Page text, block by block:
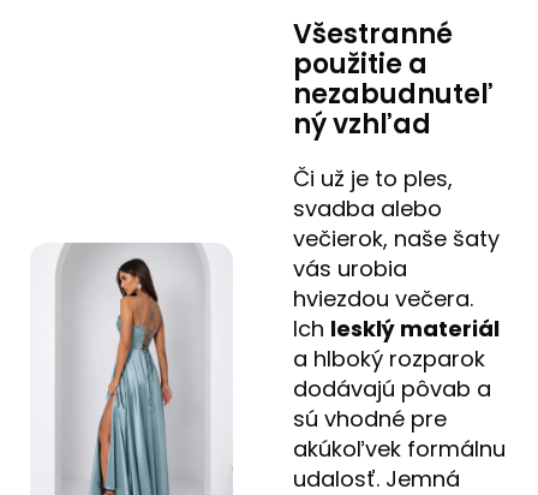
Všestranné
použitie a
nezabudnuteľ
ný vzhľad
Či už je to ples,
svadba alebo
večierok, naše šaty
vás urobia
hviezdou večera.
Ich lesklý materiál
a hlboký rozparok
dodávajú pôvab a
sú vhodné pre
akúkoľvek formálnu
udalosť. Jemná